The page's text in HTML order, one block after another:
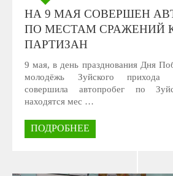
НА 9 МАЯ СОВЕРШЕН
ПО МЕСТАМ СРАЖЕНИЙ
ПАРТИЗАН
9 мая, в день празднования Дня
молодёжь Зуйского прихода
совершила автопробег по
находятся мес …
ПОДРОБНЕЕ